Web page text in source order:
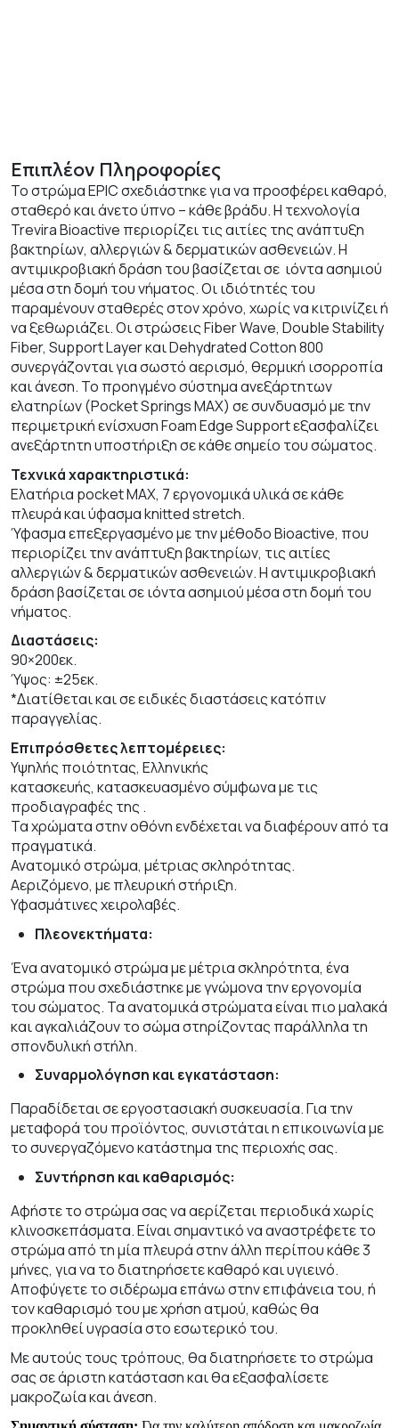
Επιπλέον Πληροφορίες
Το στρώμα EPIC σχεδιάστηκε για να προσφέρει καθαρό,
σταθερό και άνετο ύπνο – κάθε βράδυ. Η τεχνολογία
Trevira Bioactive περιορίζει τις αιτίες της ανάπτυξη
βακτηρίων, αλλεργιών & δερματικών ασθενειών. Η
αντιμικροβιακή δράση του βασίζεται σε ιόντα ασημιού
μέσα στη δομή του νήματος. Οι ιδιότητές του
παραμένουν σταθερές στον χρόνο, χωρίς να κιτρινίζει ή
να ξεθωριάζει. Οι στρώσεις Fiber Wave, Double Stability
Fiber, Support Layer και Dehydrated Cotton 800
συνεργάζονται για σωστό αερισμό, θερμική ισορροπία
και άνεση. Το προηγμένο σύστημα ανεξάρτητων
ελατηρίων (Pocket Springs MAX) σε συνδυασμό με την
περιμετρική ενίσχυση Foam Edge Support εξασφαλίζει
ανεξάρτητη υποστήριξη σε κάθε σημείο του σώματος.
Τεχνικά χαρακτηριστικά:
Ελατήρια pocketMAX, 7 εργονομικά υλικά σε κάθε
πλευρά και ύφασμαknittedstretch.
Ύφασμα επεξεργασμένο με την μέθοδοBioactive, που
περιορίζει την ανάπτυξη βακτηρίων, τις αιτίες
αλλεργιών & δερματικών ασθενειών. Η αντιμικροβιακή
δράση βασίζεται σε ιόντα ασημιού μέσα στη δομή του
νήματος.
Διαστάσεις:
90×200εκ.
Ύψος: ±25εκ.
*Διατίθεται και σε ειδικές διαστάσεις κατόπιν
παραγγελίας.
Επιπρόσθετες λεπτομέρειες:
Υψηλής ποιότητας, Ελληνικής
κατασκευής, κατασκευασμένο σύμφωνα με τις
προδιαγραφές της .
Τα χρώματα στην οθόνη ενδέχεται να διαφέρουν από τα
πραγματικά.
Ανατομικό στρώμα, μέτριας σκληρότητας.
Αεριζόμενο, με πλευρική στήριξη.
Υφασμάτινες χειρολαβές.
Πλεονεκτήματα:
Ένα ανατομικό στρώμα με μέτρια σκληρότητα, ένα
στρώμα που σχεδιάστηκε με γνώμονα την εργονομία
του σώματος. Τα ανατομικά στρώματα είναι πιο μαλακά
και αγκαλιάζουν το σώμα στηρίζοντας παράλληλα τη
σπονδυλική στήλη.
Συναρμολόγηση και εγκατάσταση:
Παραδίδεται σε εργοστασιακή συσκευασία. Για την
μεταφορά του προϊόντος, συνιστάται η επικοινωνία με
το συνεργαζόμενο κατάστημα της περιοχής σας.
Συντήρηση και καθαρισμός:
Αφήστε το στρώμα σας να αερίζεται περιοδικά χωρίς
κλινοσκεπάσματα. Είναι σημαντικό να αναστρέφετε το
στρώμα από τη μία πλευρά στην άλλη περίπου κάθε 3
μήνες, για να το διατηρήσετε καθαρό και υγιεινό.
Αποφύγετε το σιδέρωμα επάνω στην επιφάνεια του, ή
τον καθαρισμό του με χρήση ατμού, καθώς θα
προκληθεί υγρασία στο εσωτερικό του.
Με αυτούς τους τρόπους, θα διατηρήσετε το στρώμα
σας σε άριστη κατάσταση και θα εξασφαλίσετε
μακροζωία και άνεση.